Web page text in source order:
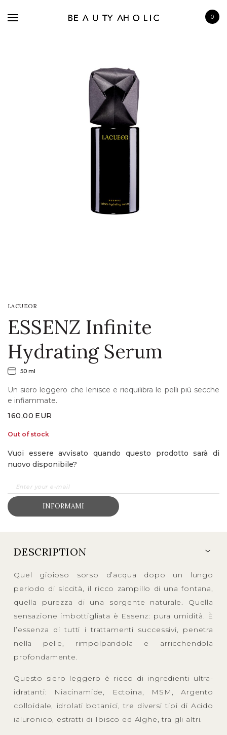
0
LACUEOR
ESSENZ Infinite
Hydrating Serum
50 ml
Un siero leggero che lenisce e riequilibra le pelli più secche
e infiammate.
160,00 EUR
Out of stock
Vuoi essere avvisato quando questo prodotto sarà di
nuovo disponibile?
INFORMAMI
DESCRIPTION
Quel gioioso sorso d’acqua dopo un lungo
periodo di siccità, il ricco zampillo di una fontana,
quella purezza di una sorgente naturale. Quella
sensazione imbottigliata è Essenz: pura umidità. È
l’essenza di tutti i trattamenti successivi, penetra
nella pelle, rimpolpandola e arricchendola
profondamente.
Questo siero leggero è ricco di ingredienti ultra-
idratanti: Niacinamide, Ectoina, MSM, Argento
colloidale, idrolati botanici, tre diversi tipi di Acido
ialuronico, estratti di Ibisco ed Alghe, tra gli altri.